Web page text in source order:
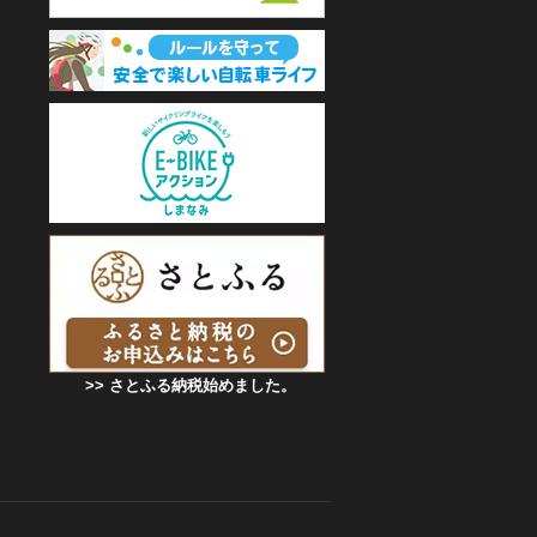
>> さとふる納税始めました。